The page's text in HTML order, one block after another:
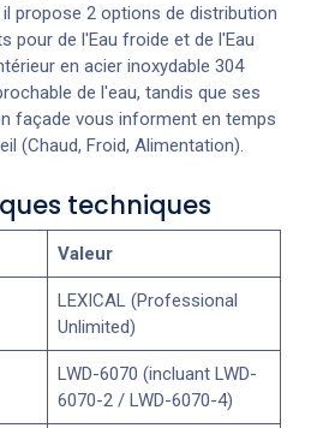
il propose 2 options de distribution
pour de l'Eau froide et de l'Eau
en acier inoxydable 304
de l'eau, tandis que ses
façade vous informent en temps
(Chaud, Froid, Alimentation).
techniques
Valeur
LEXICAL (Professional
Unlimited)
LWD-6070 (incluant LWD-
6070-2 / LWD-6070-4)